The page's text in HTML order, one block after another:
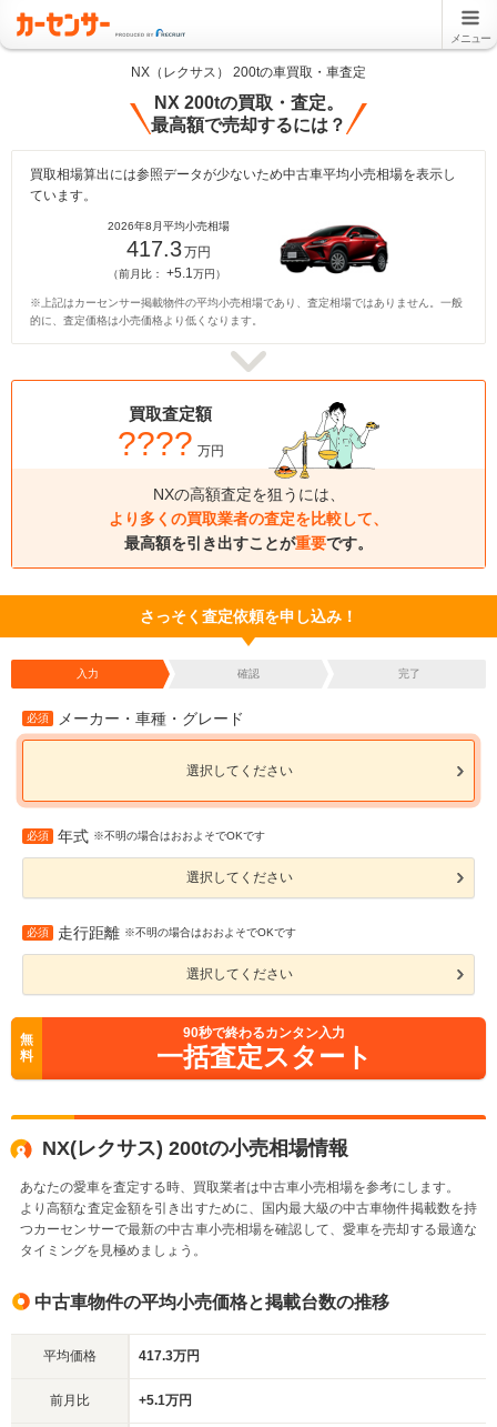
メニュー
NX（レクサス） 200tの車買取・車査定
NX 200tの買取・査定。
最高額で売却するには？
買取相場算出には参照データが少ないため中古車平均小売相場を表示し
ています。
2026年8月平均小売相場
417.3万円
（前月比： +5.1万円）
※上記はカーセンサー掲載物件の平均小売相場であり、査定相場ではありません。一般
的に、査定価格は小売価格より低くなります。
買取査定額
???? 万円
NXの高額査定を狙うには、
より多くの買取業者の査定を比較して、
最高額を引き出すことが重要です。
さっそく査定依頼を申し込み！
入力 確認 完了
必須 メーカー・車種・グレード
選択してください
必須 年式 ※不明の場合はおおよそでOKです
選択してください
必須 走行距離 ※不明の場合はおおよそでOKです
選択してください
無
料
90秒で終わるカンタン入力
一括査定スタート
NX(レクサス) 200tの小売相場情報
あなたの愛車を査定する時、買取業者は中古車小売相場を参考にします。
より高額な査定金額を引き出すために、国内最大級の中古車物件掲載数を持
つカーセンサーで最新の中古車小売相場を確認して、愛車を売却する最適な
タイミングを見極めましょう。
中古車物件の平均小売価格と掲載台数の推移
平均価格 417.3万円
前月比 +5.1万円